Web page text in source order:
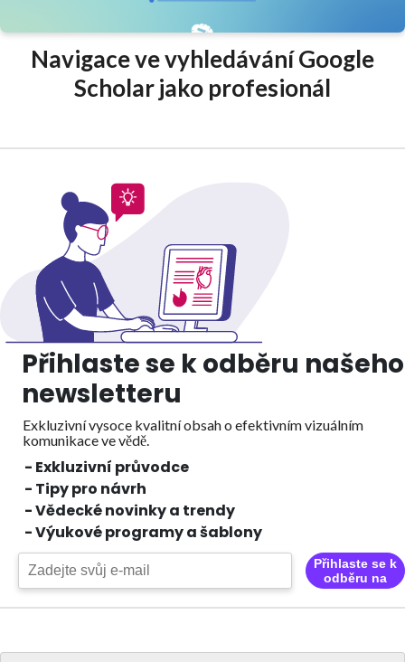
Navigace ve vyhledávání Google
Scholar jako profesionál
Přihlaste se k odběru našeho
newsletteru
Exkluzivní vysoce kvalitní obsah o efektivním vizuálním
komunikace ve vědě.
- Exkluzivní průvodce
- Tipy pro návrh
- Vědecké novinky a trendy
- Výukové programy a šablony
Přihlaste se k
odběru na